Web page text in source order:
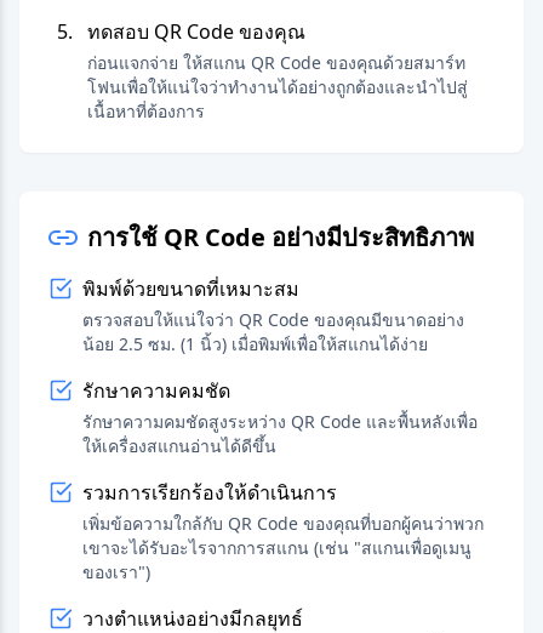
ทดสอบ QR Code ของคุณ
ก่อนแจกจ่าย ให้สแกน QR Code ของคุณด้วยสมาร์ท
โฟนเพื่อให้แน่ใจว่าทำงานได้อย่างถูกต้องและนำไปสู่
เนื้อหาที่ต้องการ
การใช้ QR Code อย่างมีประสิทธิภาพ
พิมพ์ด้วยขนาดที่เหมาะสม
ตรวจสอบให้แน่ใจว่า QR Code ของคุณมีขนาดอย่าง
น้อย 2.5 ซม. (1 นิ้ว) เมื่อพิมพ์เพื่อให้สแกนได้ง่าย
รักษาความคมชัด
รักษาความคมชัดสูงระหว่าง QR Code และพื้นหลังเพื่อ
ให้เครื่องสแกนอ่านได้ดีขึ้น
รวมการเรียกร้องให้ดำเนินการ
เพิ่มข้อความใกล้กับ QR Code ของคุณที่บอกผู้คนว่าพวก
เขาจะได้รับอะไรจากการสแกน (เช่น "สแกนเพื่อดูเมนู
ของเรา")
วางตำแหน่งอย่างมีกลยุทธ์